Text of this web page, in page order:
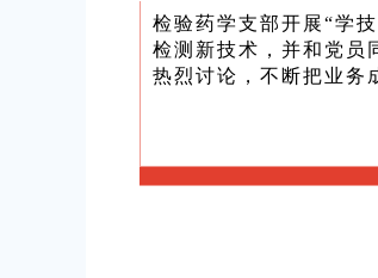
检验药学支部开展“学
检测新技术，并和党员
热烈讨论，不断把业务